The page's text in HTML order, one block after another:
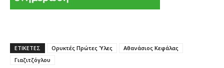
ΕΤΙΚΕΤΕΣ Oρυκτές Πρώτες Ύλες
Αθανάσιος Κεφάλας
Γιαζιτζόγλου